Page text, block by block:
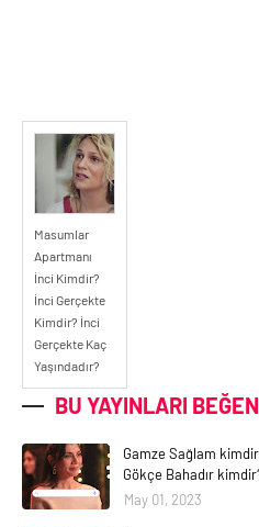
Masumlar
Apartmanı
İnci Kimdir?
İnci Gerçekte
Kimdir? İnci
Gerçekte Kaç
Yaşındadır?
BU YAYINLARI
Gamze Sağlam
Gökçe Bahadır
May 01, 2023